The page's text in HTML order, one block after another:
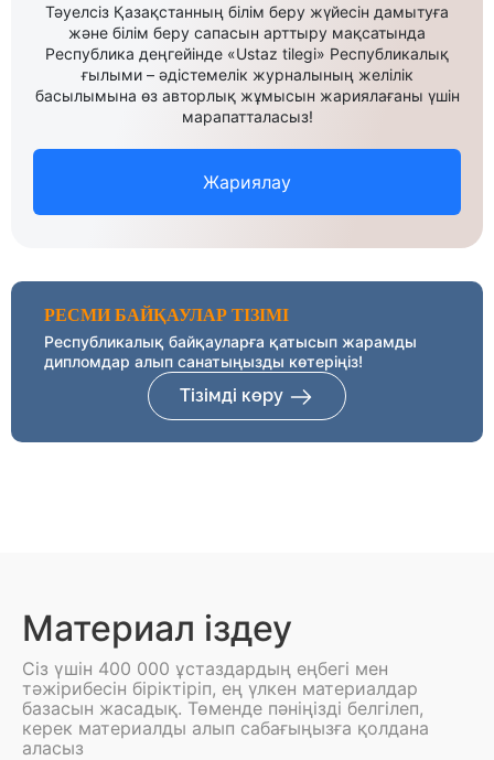
Тәуелсіз Қазақстанның білім беру жүйесін дамытуға
және білім беру сапасын арттыру мақсатында
Республика деңгейінде «Ustaz tilegi» Республикалық
ғылыми – әдістемелік журналының желілік
басылымына өз авторлық жұмысын жариялағаны үшін
марапатталасыз!
Жариялау
РЕСМИ БАЙҚАУЛАР ТІЗІМІ
Республикалық байқауларға қатысып жарамды
дипломдар алып санатыңызды көтеріңіз!
Тізімді көру
Материал іздеу
Сіз үшін 400 000 ұстаздардың еңбегі мен
тәжірибесін біріктіріп, ең үлкен материалдар
базасын жасадық. Төменде пәніңізді белгілеп,
керек материалды алып сабағыңызға қолдана
аласыз